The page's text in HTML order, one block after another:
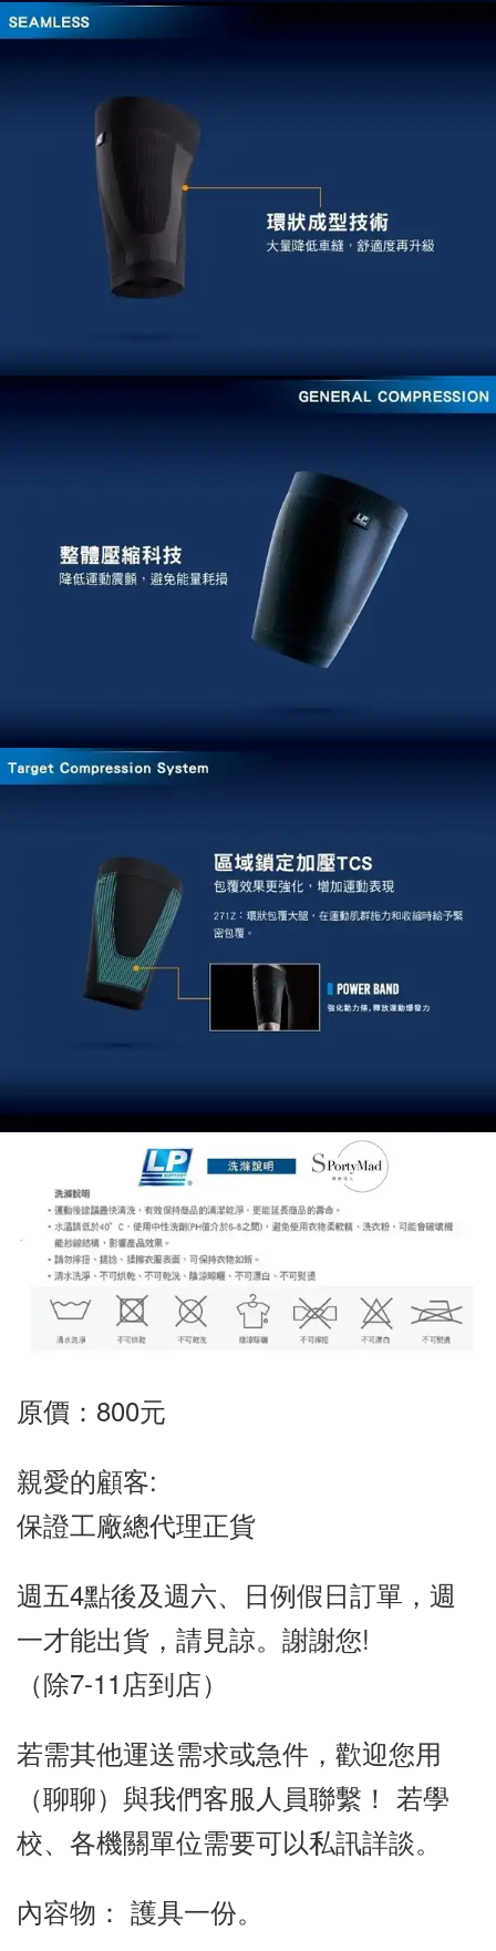
原價：800元
親愛的顧客:
保證工廠總代理正貨
週五4點後及週六、日例假日訂單，週
一才能出貨，請見諒。謝謝您!
（除7-11店到店）
若需其他運送需求或急件，歡迎您用
（聊聊）與我們客服人員聯繫！ 若學
校、各機關單位需要可以私訊詳談。
內容物： 護具一份。